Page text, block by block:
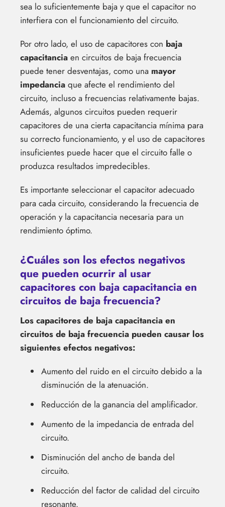
sea lo suficientemente baja y que el capacitor no
interfiera con el funcionamiento del circuito.
Por otro lado, el uso de capacitores con baja
capacitancia en circuitos de baja frecuencia
puede tener desventajas, como una mayor
impedancia que afecte el rendimiento del
circuito, incluso a frecuencias relativamente bajas.
Además, algunos circuitos pueden requerir
capacitores de una cierta capacitancia mínima para
su correcto funcionamiento, y el uso de capacitores
insuficientes puede hacer que el circuito falle o
produzca resultados impredecibles.
Es importante seleccionar el capacitor adecuado
para cada circuito, considerando la frecuencia de
operación y la capacitancia necesaria para un
rendimiento óptimo.
¿Cuáles son los efectos negativos
que pueden ocurrir al usar
capacitores con baja capacitancia en
circuitos de baja frecuencia?
Los capacitores de baja capacitancia en
circuitos de baja frecuencia pueden causar los
siguientes efectos negativos:
Aumento del ruido en el circuito debido a la
disminución de la atenuación.
Reducción de la ganancia del amplificador.
Aumento de la impedancia de entrada del
circuito.
Disminución del ancho de banda del
circuito.
Reducción del factor de calidad del circuito
resonante.